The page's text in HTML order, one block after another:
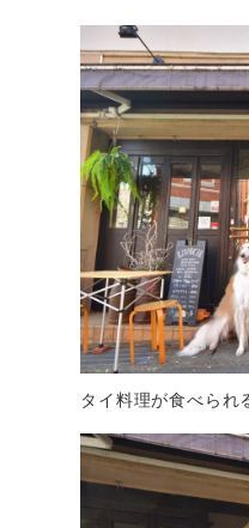
タイ料理が食べられ